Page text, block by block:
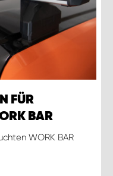
FÜR
BAR
WORK BAR